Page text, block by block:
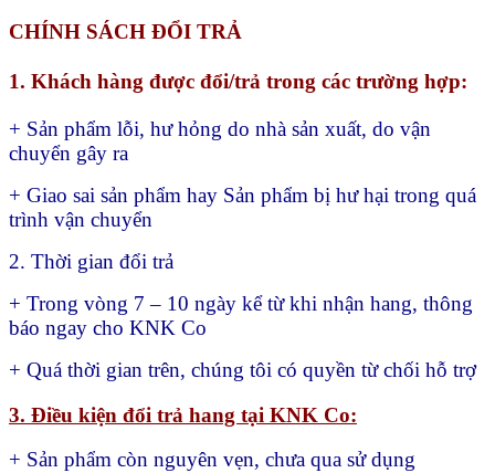
CHÍNH SÁCH ĐỔI TRẢ
1. Khách hàng được đổi/trả trong các trường hợp:
+ Sản phẩm lỗi, hư hỏng do nhà sản xuất, do vận
chuyển gây ra
+ Giao sai sản phẩm hay Sản phẩm bị hư hại trong quá
trình vận chuyển
2. Thời gian đổi trả
+ Trong vòng 7 – 10 ngày kể từ khi nhận hang, thông
báo ngay cho KNK Co
+ Quá thời gian trên, chúng tôi có quyền từ chối hỗ trợ
3. Điều kiện đổi trả hang tại KNK Co:
+ Sản phẩm còn nguyên vẹn, chưa qua sử dụng